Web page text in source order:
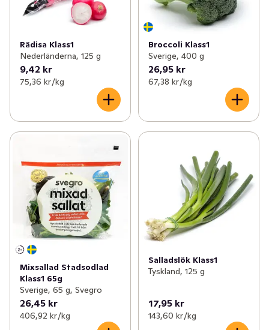
Rädisa Klass1
Nederländerna, 125 g
9,42 kr
75,36 kr /kg
Broccoli Klass1
Sverige, 400 g
26,95 kr
67,38 kr /kg
Mixsallad Stadsodlad
Klass1 65g
Sverige, 65 g, Svegro
26,45 kr
406,92 kr /kg
Salladslök Klass1
Tyskland, 125 g
17,95 kr
143,60 kr /kg